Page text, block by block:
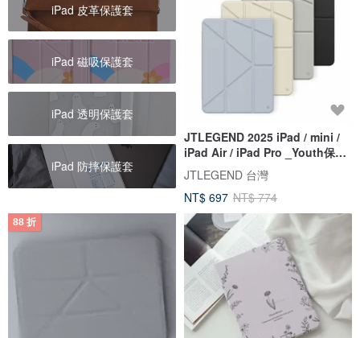
iPad 皮革保護套
iPad 磁吸保護套
iPad 透明保護套
iPad 防摔保護套
JTLEGEND 2025 iPad / mini /
iPad Air / iPad Pro _Youth保護
套
JTLEGEND 台灣
NT$ 697 NT$ 774
88 折